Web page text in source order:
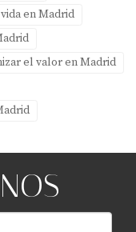
así como un
Lillo puede marcar
y una
cómo
prepararte
en Madrid
el valor en Madrid